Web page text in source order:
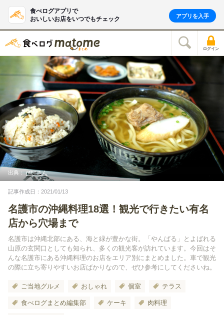
食べログアプリで
おいしいお店をいつでもチェック
アプリを入手
ログイン
出典：ntbnさん
記事作成日：2021/01/13
名護市の沖縄料理18選！観光で行きたい有名
店から穴場まで
名護市は沖縄北部にある、海と緑が豊かな街。「やんばる」とよばれる
山原の玄関口としても知られ、多くの観光客が訪れています。今回はそ
んな名護市にある沖縄料理のお店をエリア別にまとめました。車で観光
の際に立ち寄りやすいお店ばかりなので、ぜひ参考にしてくださいね。
ご当地グルメ おしゃれ 個室 テラス
食べログまとめ編集部 ケーキ 肉料理